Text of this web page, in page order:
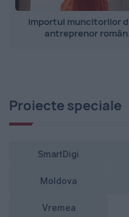
Importul muncitorilor
antreprenor
Proiecte speciale
SmartDigi
Moldova
Vremea